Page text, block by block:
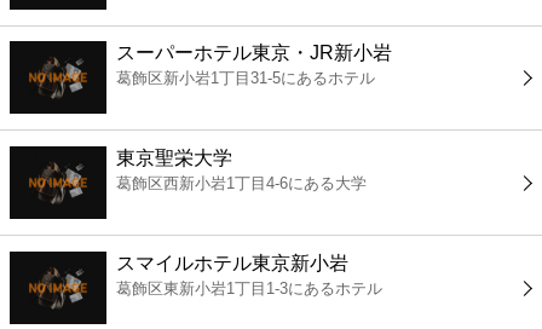
薬局
スーパー
エンタメ
レジャー
書店
スーパーホテル東京・JR新小岩
葛飾区新小岩1丁目31-5にあるホテル
東京聖栄大学
葛飾区西新小岩1丁目4-6にある大学
スマイルホテル東京新小岩
葛飾区東新小岩1丁目1-3にあるホテル